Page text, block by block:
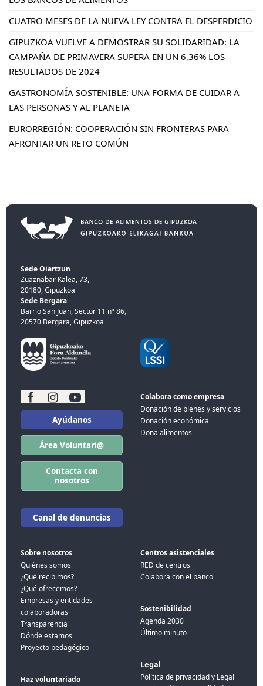
CUATRO MESES DE LA NUEVA LEY CONTRA EL DESPERDICIO
GIPUZKOA VUELVE A DEMOSTRAR SU SOLIDARIDAD: LA
CAMPAÑA DE PRIMAVERA SUPERA EN UN 6,36% LOS
RESULTADOS DE 2024
GASTRONOMÍA SOSTENIBLE: UNA FORMA DE CUIDAR A
LAS PERSONAS Y AL PLANETA
EURORREGIÓN: COOPERACIÓN SIN FRONTERAS PARA
AFRONTAR UN RETO COMÚN
Sede Oiartzun
Zuaznabar Kalea, 73,
20180, Gipuzkoa
Sede Bergara
Barrio San Juan, Sector 11 nº 86,
20570 Bergara, Gipuzkoa
Ayúdanos
Área Voluntari@
Contacta con
nosotros
Canal de denuncias
Colabora como empresa
Donación de bienes y servicios
Donación económica
Dona alimentos
Sobre nosotros
Quiénes somos
¿Qué recibimos?
¿Qué ofrecemos?
Empresas y entidades
colaboradoras
Transparencia
Dónde estamos
Proyecto pedagógico
Haz voluntariado
Centros asistenciales
RED de centros
Colabora con el banco
Sostenibilidad
Agenda 2030
Último minuto
Legal
Política de privacidad y Legal